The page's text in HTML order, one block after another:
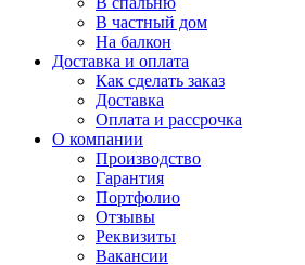
В частный дом
На балкон
Доставка и оплата
Как сделать заказ
Доставка
Оплата и рассрочка
О компании
Производство
Гарантия
Портфолио
Отзывы
Реквизиты
Вакансии